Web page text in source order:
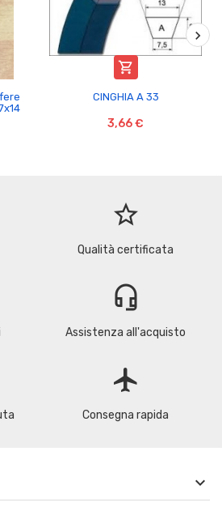

CINGHIA A 33
3,66 €
star_border
Qualità certificata
headset_mic
Assistenza all'acquisto
flight
Consegna rapida
